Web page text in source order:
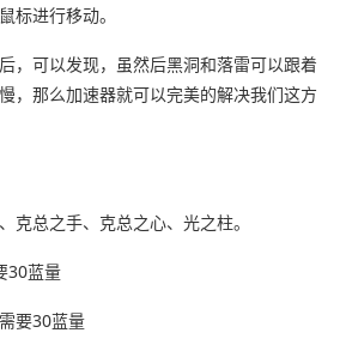
标进行移动。
，可以发现，虽然后黑洞和落雷可以跟着
，那么加速器就可以完美的解决我们这方
克总之手、克总之心、光之柱。
30蓝量
要30蓝量